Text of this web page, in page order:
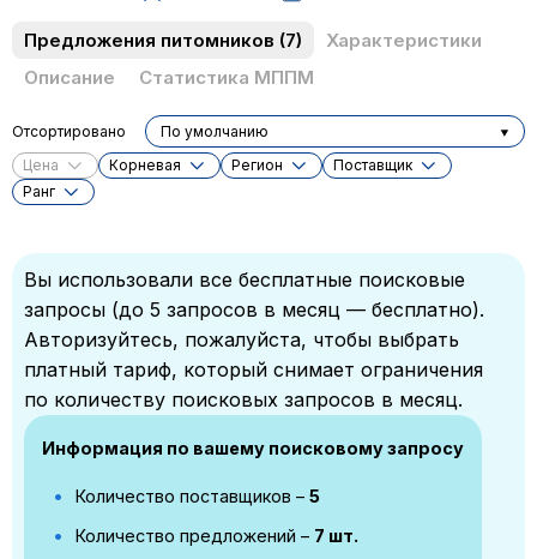
Предложения питомников (7)
Характеристики
Описание
Статистика МППМ
Цена Корневая Регион
Поставщик
Ранг
Отсортировано По умолчанию
Вы использовали все бесплатные поисковые
запросы (до 5 запросов в месяц — бесплатно).
Авторизуйтесь, пожалуйста, чтобы выбрать
платный тариф, который снимает ограничения
по количеству поисковых запросов в месяц.
Информация по вашему поисковому запросу
Количество поставщиков – 5
Количество предложений – 7 шт.